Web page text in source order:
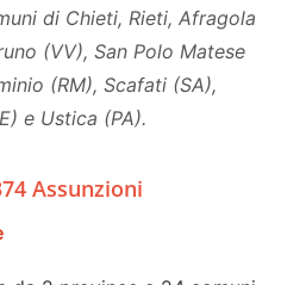
di Chieti, Rieti, Afragola
(VV), San Polo Matese
(RM), Scafati (SA),
e Ustica (PA).
Assunzioni